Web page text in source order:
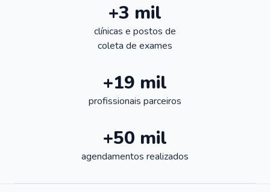
+3 mil
clínicas e postos de
coleta de exames
+19 mil
profissionais parceiros
+50 mil
agendamentos realizados